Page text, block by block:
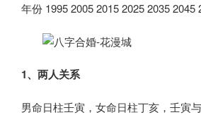
年份 1995 2005 2015 2025 2035 2045
1、两人关系
男命日柱壬寅，女命日柱丁亥，壬寅